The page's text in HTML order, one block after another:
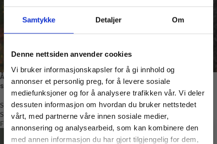
Samtykke Detaljer Om
Denne nettsiden anvender cookies
Vi bruker informasjonskapsler for å gi innhold og
annonser et personlig preg, for å levere sosiale
mediefunksjoner og for å analysere trafikken vår. Vi deler
dessuten informasjon om hvordan du bruker nettstedet
vårt, med partnerne våre innen sosiale medier,
annonsering og analysearbeid, som kan kombinere den
med annen informasjon du har gjort tilgjengelig for dem,
Ånundgenser dame,
strikkepakke 3 farger
Strikkepakke, Voksen
Sandnes Garn
Fra
LES MER
Ånundgenser, Dame
strikkepakke, 2 farger
Voksen
Sandnes Garn
Fra
764,00
LES MER